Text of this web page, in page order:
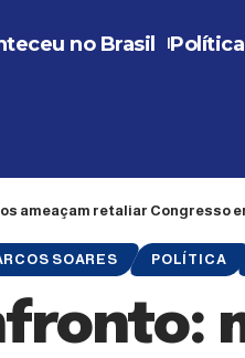
no Brasil Política
ameaçam retaliar Congresso
SOARES POLÍTICA